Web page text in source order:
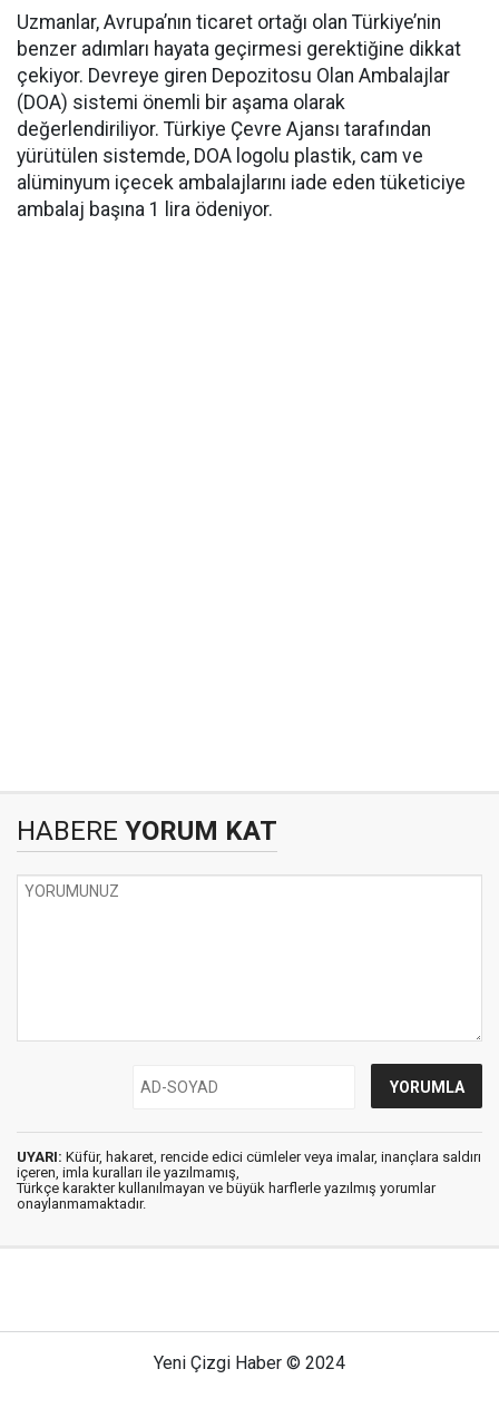
Uzmanlar, Avrupa’nın ticaret ortağı olan Türkiye’nin
benzer adımları hayata geçirmesi gerektiğine dikkat
çekiyor. Devreye giren Depozitosu Olan Ambalajlar
(DOA) sistemi önemli bir aşama olarak
değerlendiriliyor. Türkiye Çevre Ajansı tarafından
yürütülen sistemde, DOA logolu plastik, cam ve
alüminyum içecek ambalajlarını iade eden tüketiciye
ambalaj başına 1 lira ödeniyor.
HABERE YORUM KAT
UYARI: Küfür, hakaret, rencide edici cümleler veya imalar, inançlara saldırı
içeren, imla kuralları ile yazılmamış,
Türkçe karakter kullanılmayan ve büyük harflerle yazılmış yorumlar
onaylanmamaktadır.
Yeni Çizgi Haber © 2024